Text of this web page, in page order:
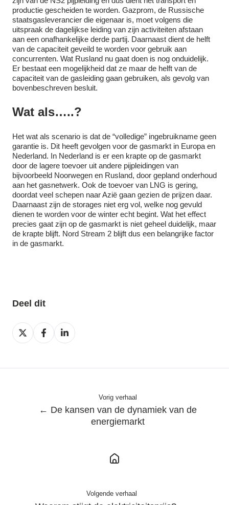
productie gescheiden te worden. Gazprom, de Russische
staatsgasleverancier die eigenaar is, moet volgens die
uitspraak de dagelijkse leiding van zijn activiteiten afstaan
aan een onafhankelijke derde partij. Daarnaast dient de helft
van de capaciteit geveild te worden voor gebruik aan
concurrenten. Wat Rusland nu gaat doen is nog onduidelijk.
Er bestaat een mogelijkheid dat ze maar de helft van de
capaciteit van de gasleiding gaan gebruiken, als gevolg van
bovenbeschreven besluit.
Wat als…..?
Het wat als scenario is dat de “volledige” ingebruikname geen
garantie is. Dit heeft gevolgen voor de gasmarkt in Europa en
Nederland. In Nederland is er een krapte op de gasmarkt
door de lagere toevoer uit andere pijpleidingen van
bijvoorbeeld Noorwegen en Rusland, door gepland onderhoud
aan het gasnetwerk. Ook de toevoer van LNG is gering,
doordat veel schepen naar Azië gaan gezien de prijzen daar.
Daarnaast zijn de storages niet erg vol, welke nog gevuld
dienen te worden voor de winter echt begint. Wat het effect
precies gaat zijn op de gasmarkt is niet geheel duidelijk, maar
de krapte blijft. Nord Stream 2 blijft dus een belangrijke factor
in de gasmarkt.
Deel dit
Deel
op
Deel
op
Deel
op
Vorig verhaal
← De kansen van de dynamiek van de
energiemarkt
Volgende verhaal